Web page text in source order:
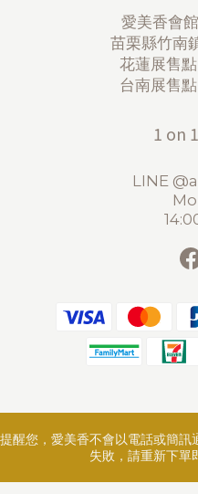
愛美香會
苗栗縣竹南
花蓮展售
台南展售
1 on
LINE
提醒您，愛美香不會以電話或簡
失敗，請重新下單